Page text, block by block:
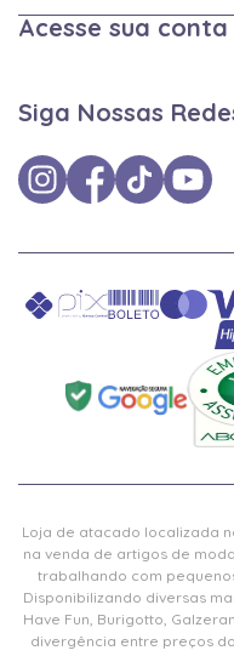
Acesse sua conta
Siga Nossas
Loja de atacado localizada
na venda de artigos de
trabalhando com
Disponibilizando diversas
Have Fun, Burigotto,
divergência entre preços